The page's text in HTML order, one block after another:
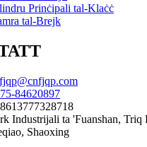
Prinċipali tal-Klaċċ
tal-Brejk
84620897
Industrijali ta 'Fuanshan, Triq
Shaoxing